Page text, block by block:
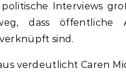
politische Interviews
dass öffentliche
sind.
verdeutlicht Caren